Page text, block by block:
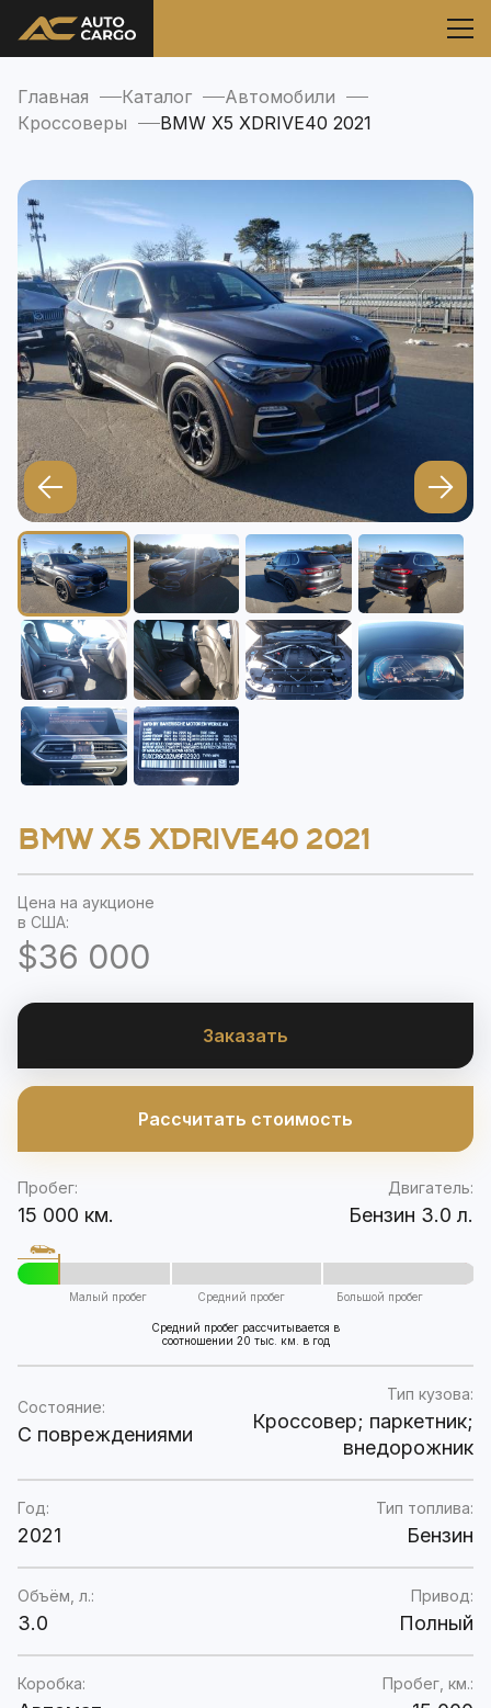
Главная Каталог
Автомобили
Кроссоверы
BMW X5 XDRIVE40 2021
BMW X5 XDRIVE40 2021
Цена на аукционе
в США:
$36 000
Заказать
Рассчитать стоимость
Пробег:
15 000 км.
Двигатель:
Бензин 3.0 л.
Малый пробег Средний пробег Большой пробег
Средний пробег рассчитывается в
соотношении 20 тыс. км. в год
Состояние:
C повреждениями
Тип кузова:
Кроссовер; паркетник;
внедорожник
Год:
2021
Тип топлива:
Бензин
Объём, л.:
3.0
Привод:
Полный
Коробка: Пробег, км.: